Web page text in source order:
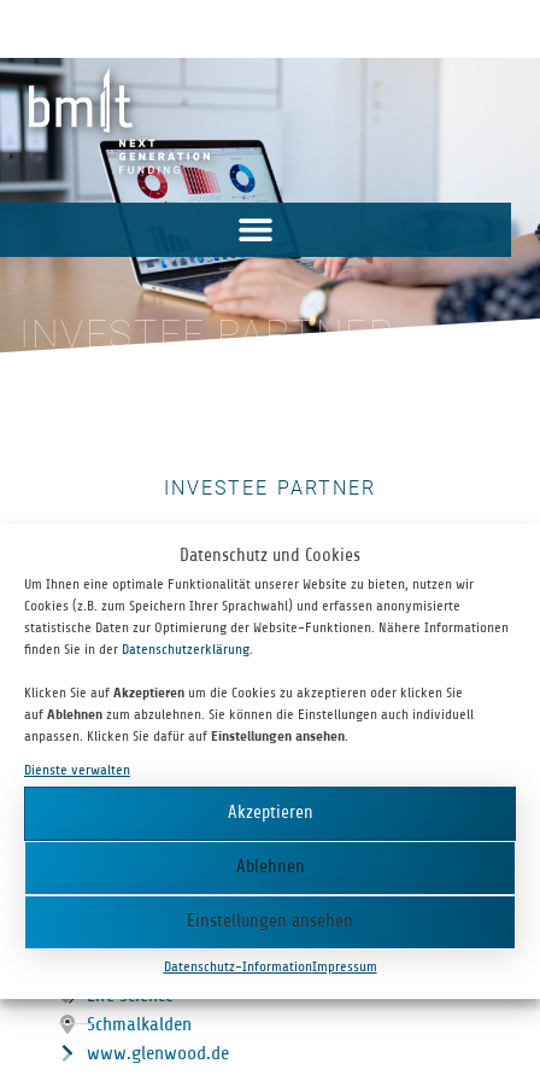
Datenschutz und Cookies
Um Ihnen eine optimale Funktionalität unserer Website zu bieten, nutzen wir
Cookies (z.B. zum Speichern Ihrer Sprachwahl) und erfassen anonymisierte
statistische Daten zur Optimierung der Website-Funktionen. Nähere Informationen
finden Sie in der Datenschutzerklärung
Klicken Sie auf Akzeptieren um die Cookies zu akzeptieren oder klicken Sie
auf Ablehnen zum abzulehnen. Sie können die Einstellungen auch individuell
anpassen. Klicken Sie dafür auf Einstellungen ansehen
Dienste verwalten
Akzeptieren
Ablehnen
Einstellungen ansehen
Datenschutz-InformationImpressum
INVESTEE PARTNER
INVESTEE PARTNER
Born
BORN GMBH
Life Science
Schmal­kal­den
www.glenwood.de
Die Born Gruppe ver­treibt über die ope­ra­tive Gesell­schaft Glen­
wood GmbH phar­ma­zeu­ti­sche Produkte.